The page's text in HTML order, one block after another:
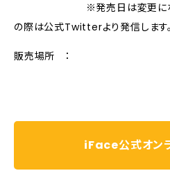
※発売日は変更になる場
の際は公式Twitterより発信します。
販売場所 ：
iFace公式オン